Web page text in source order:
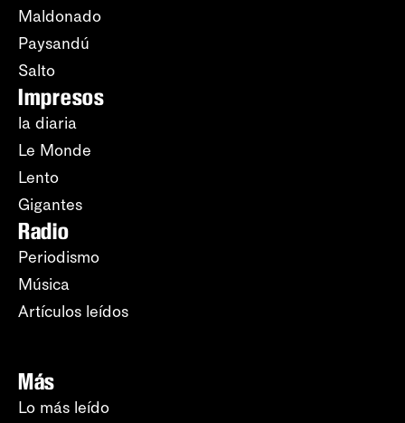
Maldonado
Paysandú
Salto
Impresos
la diaria
Le Monde
Lento
Gigantes
Radio
Periodismo
Música
Artículos leídos
Más
Lo más leído